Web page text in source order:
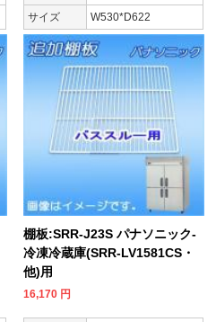
サイズ
W530*D622
棚板:SRR-J23S パナソニック-
冷凍冷蔵庫(SRR-LV1581CS・
他)用
16,170 円